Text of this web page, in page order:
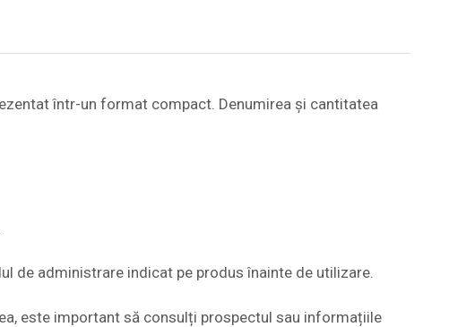
într-un format compact. Denumirea și cantitatea
de administrare indicat pe produs înainte de utilizare.
este important să consulți prospectul sau informațiile